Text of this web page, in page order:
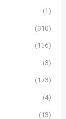
(1)
(310)
(136)
(3)
(173)
(4)
(13)